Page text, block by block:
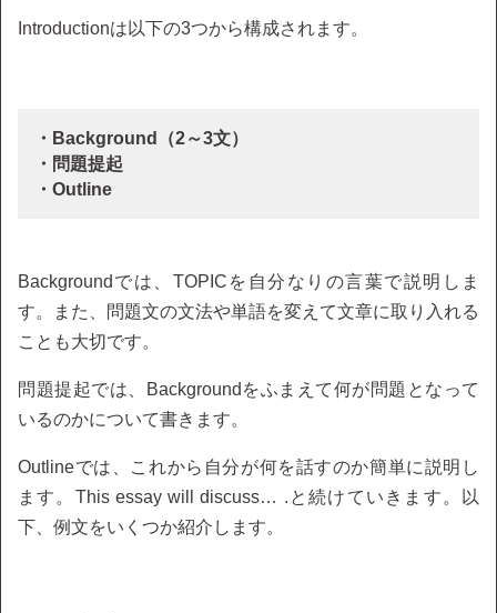
Introductionは以下の3つから構成されます。
・Background（2～3文）
・問題提起
・Outline
Backgroundでは、TOPICを自分なりの言葉で説明しま
す。また、問題文の文法や単語を変えて文章に取り入れる
ことも大切です。
問題提起では、Backgroundをふまえて何が問題となって
いるのかについて書きます。
Outlineでは、これから自分が何を話すのか簡単に説明し
ます。This essay will discuss… .と続けていきます。以
下、例文をいくつか紹介します。